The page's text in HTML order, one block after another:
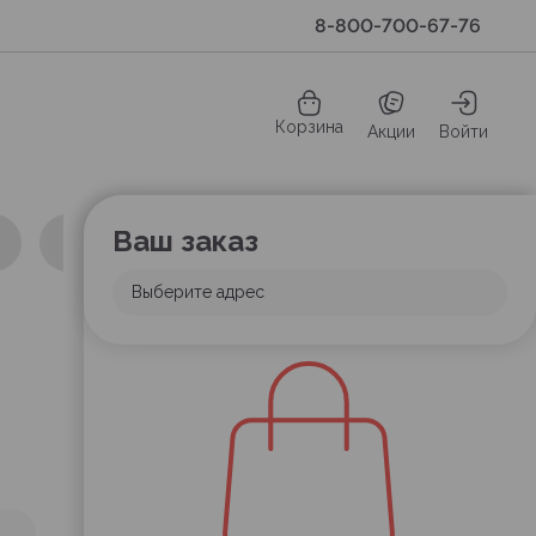
8-800-700-67-76
Корзина Акции Войти
Ваш заказ
Выберите адрес